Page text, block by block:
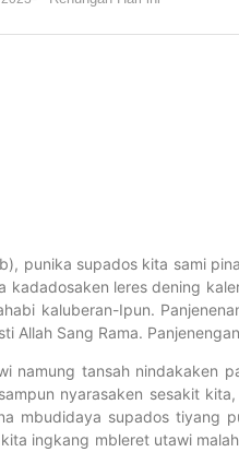
punika supados kita sami
leres dening
kaluberan-Ipun.
Sang Rama.
tansah nindakaken
nyarasaken sesakit
mbudidaya supados tiyang
ingkang mbleret utawi